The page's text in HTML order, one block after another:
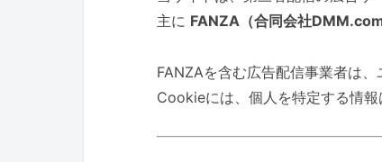
主に FANZA（合同会社DMM.com
FANZAを含む広告配信事業者は
Cookieには、個人を特定する情報